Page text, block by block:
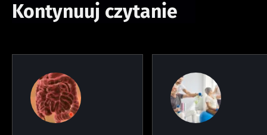
Kontynuuj czytanie